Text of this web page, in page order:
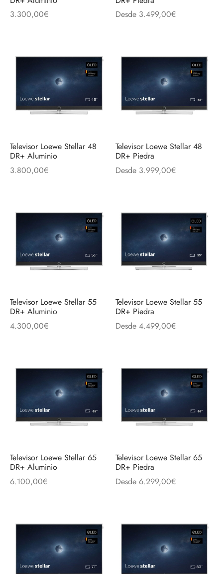
3.300,00€
Desde 3.499,00€
Televisor Loewe Stellar 48
DR+ Aluminio
3.800,00€
Televisor Loewe Stellar 48
DR+ Piedra
Desde 3.999,00€
Televisor Loewe Stellar 55
DR+ Aluminio
4.300,00€
Televisor Loewe Stellar 55
DR+ Piedra
Desde 4.499,00€
Televisor Loewe Stellar 65
DR+ Aluminio
6.100,00€
Televisor Loewe Stellar 65
DR+ Piedra
Desde 6.299,00€
en Informática